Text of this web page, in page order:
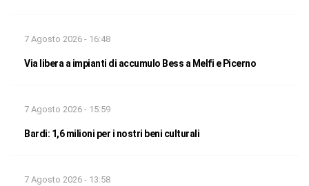
7 Agosto 2026 - 16:48
Via libera a impianti di accumulo Bess a Melfi e Picerno
7 Agosto 2026 - 15:59
Bardi: 1,6 milioni per i nostri beni culturali
7 Agosto 2026 - 13:58